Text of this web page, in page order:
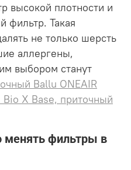
высокой плотности и
фильтр. Такая
не только шерсть
аллергены,
выбором станут
Ballu ONEAIR
Bio X Base, приточный
менять фильтры в